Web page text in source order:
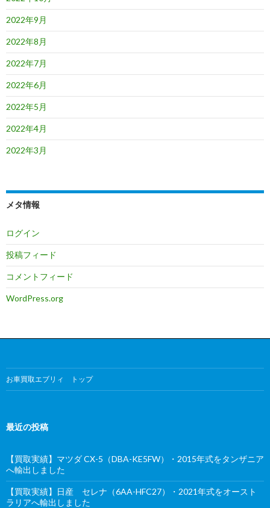
2022年9月
2022年8月
2022年7月
2022年6月
2022年5月
2022年4月
2022年3月
メタ情報
ログイン
投稿フィード
コメントフィード
WordPress.org
お車買取エブリィ トップ
最近の投稿
【買取実績】マツダ CX-5（DBA-KE5FW）・2015年式をタンザニア
へ輸出しました
【買取実績】日産 セレナ（6AA-HFC27）・2021年式をオースト
ラリアへ輸出しました